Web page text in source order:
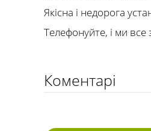
Якісна і недорога
Телефонуйте, і ми
Коментарі